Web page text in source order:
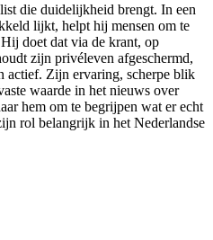
die duidelijkheid brengt. In een
lijkt, helpt hij mensen om te
doet dat via de krant, op
zijn privéleven afgeschermd,
actief. Zijn ervaring, scherpe blik
waarde in het nieuws over
hem om te begrijpen wat er echt
rol belangrijk in het Nederlandse